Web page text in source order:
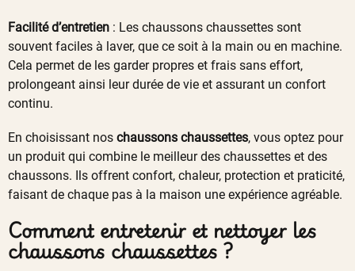
Facilité d’entretien : Les chaussons chaussettes sont
souvent faciles à laver, que ce soit à la main ou en machine.
Cela permet de les garder propres et frais sans effort,
prolongeant ainsi leur durée de vie et assurant un confort
continu.
En choisissant nos chaussons chaussettes, vous optez pour
un produit qui combine le meilleur des chaussettes et des
chaussons. Ils offrent confort, chaleur, protection et praticité,
faisant de chaque pas à la maison une expérience agréable.
Comment entretenir et nettoyer les
chaussons chaussettes ?